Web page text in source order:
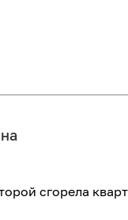
сгорела